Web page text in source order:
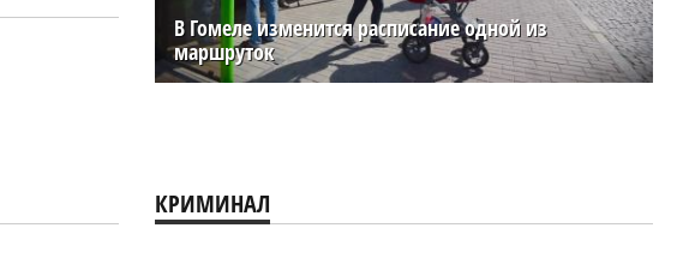
В Гомеле изменится расписание одной из
маршруток
КРИМИНАЛ